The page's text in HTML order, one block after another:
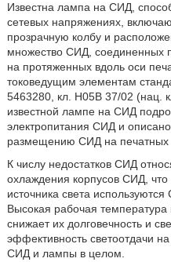
Известна лампа на СИД,
сетевых напряжениях,
прозрачную колбу и
множество СИД, соединенных
на протяженных вдоль оси
токоведущим элементам
5463280, кл. Н05В 37/02 (нац.
известной лампе на СИД
электропитания СИД и
размещению СИД на печатных
К числу недостатков СИД
охлаждения корпусов СИД, что
источника света
Высокая рабочая
снижает их долговечность и
эффективность светоотдачи
СИД и лампы в целом.